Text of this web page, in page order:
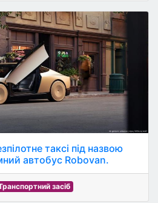
таксі під назвою
автобус Robovan.
засіб